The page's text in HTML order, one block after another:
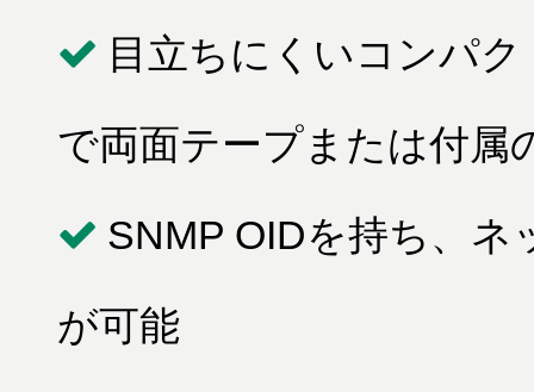
目立ちにくいコンパ
で両面テープまたは付属
SNMP OIDを持ち、ネ
が可能